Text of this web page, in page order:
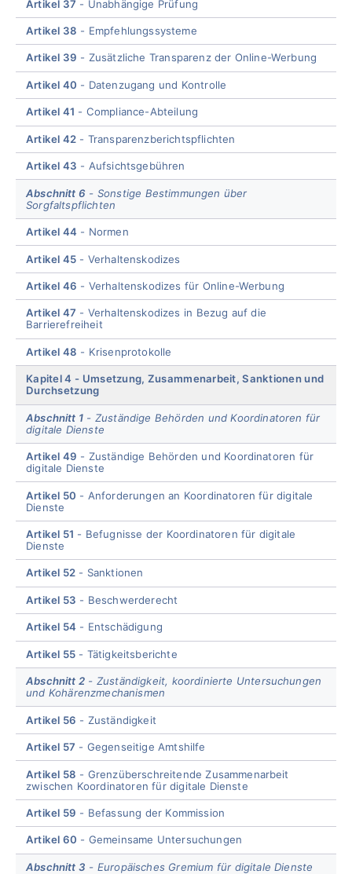
Artikel 37 Unabhängige Prüfung
Artikel 38 Empfehlungssysteme
Artikel 39 Zusätzliche Transparenz der Online-Werbung
Artikel 40 Datenzugang und Kontrolle
Artikel 41 Compliance-Abteilung
Artikel 42 Transparenzberichtspflichten
Artikel 43 Aufsichtsgebühren
Abschnitt 6
Sonstige Bestimmungen über
Sorgfaltspflichten
Artikel 44 Normen
Artikel 45 Verhaltenskodizes
Artikel 46 Verhaltenskodizes für Online-Werbung
Artikel 47
Verhaltenskodizes in Bezug auf die
Barrierefreiheit
Artikel 48 Krisenprotokolle
Kapitel 4
Umsetzung, Zusammenarbeit, Sanktionen und
Durchsetzung
Abschnitt 1
Zuständige Behörden und Koordinatoren für
digitale Dienste
Artikel 49
Zuständige Behörden und Koordinatoren für
digitale Dienste
Artikel 50
Anforderungen an Koordinatoren für digitale
Dienste
Artikel 51
Befugnisse der Koordinatoren für digitale
Dienste
Artikel 52 Sanktionen
Artikel 53 Beschwerderecht
Artikel 54 Entschädigung
Artikel 55 Tätigkeitsberichte
Abschnitt 2
Zuständigkeit, koordinierte Untersuchungen
und Kohärenzmechanismen
Artikel 56 Zuständigkeit
Artikel 57 Gegenseitige Amtshilfe
Artikel 58
Grenzüberschreitende Zusammenarbeit
zwischen Koordinatoren für digitale Dienste
Artikel 59 Befassung der Kommission
Artikel 60 Gemeinsame Untersuchungen
Abschnitt 3 Europäisches Gremium für digitale Dienste